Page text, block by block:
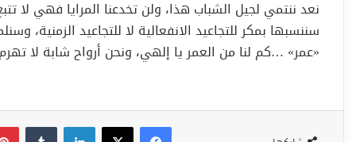
نعد ننتمي لجيل الشباب هذا، ولن تخدعنا المرايا فهي
سننسبها بمكر للتجاعيد الانفعالية لا للتجاعيد الزمنية،
«عمر» …كم لنا من العمر يا إلهي، ونحن أرواح شابة لا تهرم
فيسبوك‫X لينكدإن